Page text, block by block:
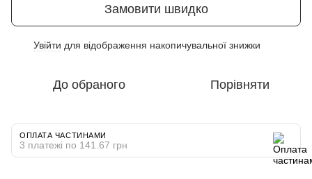
Замовити швидко
Увійти для відображення накопичувальної знижки
До обраного Порівняти
ОПЛАТА ЧАСТИНАМИ
3 платежі по 141.67 грн